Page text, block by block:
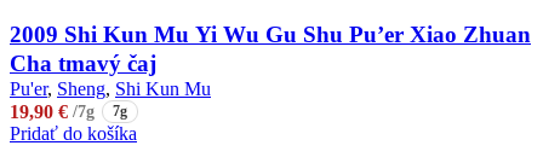
2009 Shi Kun Mu Yi Wu Gu Shu Pu’er Xiao Zhuan
Cha tmavý čaj
Pu'er, Sheng, Shi Kun Mu
19,90 € /7g 7g
Pridať do košíka